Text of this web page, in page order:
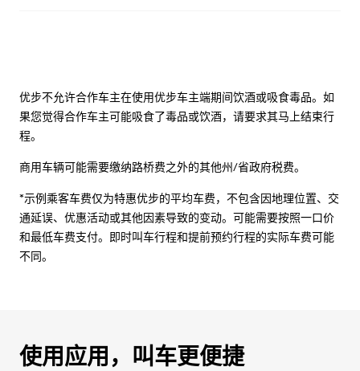
优步不允许合作车主在使用优步车主端期间饮酒或吸食毒品。如
果您觉得合作车主可能吸食了毒品或饮酒，请要求其马上结束行
程。
商用车辆可能需要缴纳路桥费之外的其他州/省政府税费。
*示例乘客车费仅为特惠优步的平均车费，不包含因地理位置、交
通延误、优惠活动或其他因素导致的变动。可能需要按照一口价
和最低车费支付。即时叫车行程和提前预约行程的实际车费可能
不同。
使用应用，叫车更便捷